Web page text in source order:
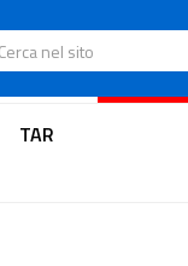
nel sito
TAR